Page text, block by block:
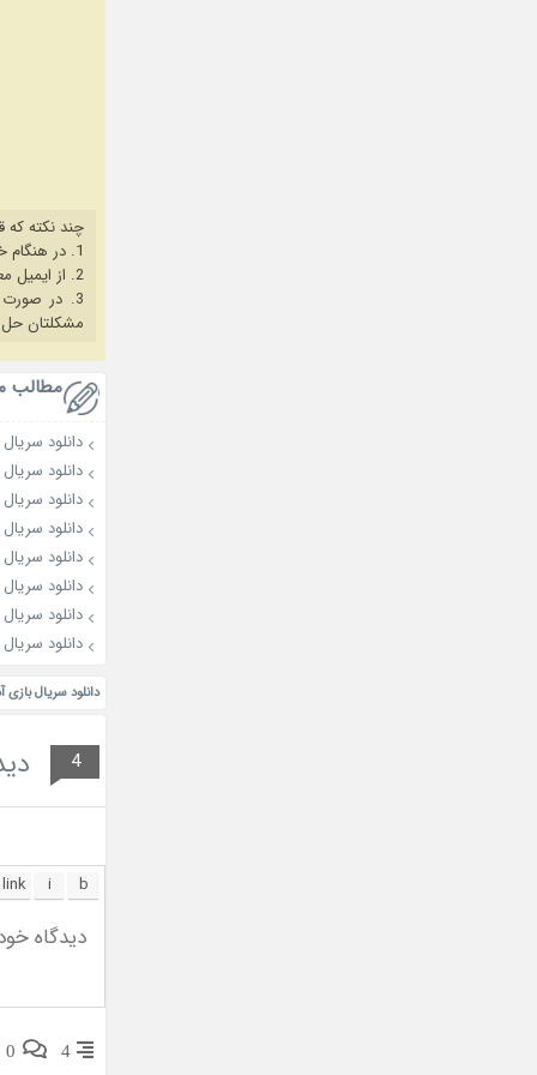
چند نکته که
1. در هنگام خرید حتما از آخرین نسخه مروگر فایرفاکس یا کروم استفاده کنید.
2. از ایمیل معتبر برای ثبت نام استفاده کنید.
3. در صورت بروز هرگونه مشکل در خرید، ابتدا
مشکلتان
مطالب
دانلود سریال Blossoms of Power 2026
دانلود سریال Love Has Fireworks 2026
دانلود سریال Overdo 2026
دانلود سریال Night Tales 2026
دانلود سریال The Genius of Girlfriend 2026
دانلود سریال Love for You 2026
دانلود سریال The Eternal Fragrance 2026
دانلود سریال Archives: The Nanyang Mystery 2026
دانلود سریال بازی
4
4
0